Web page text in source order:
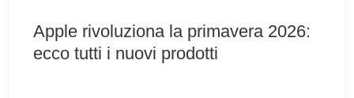
Apple rivoluziona la primavera 2026:
ecco tutti i nuovi prodotti